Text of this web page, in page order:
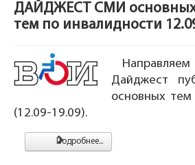
ДАЙДЖЕСТ СМИ
тем по инвалидности
Дайджест
основных тем
(12.09-19.09).
Подробнее...